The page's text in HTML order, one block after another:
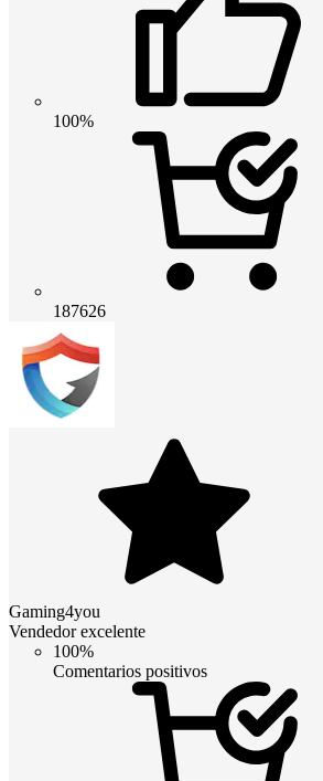
100%
187626
Gaming4you
Vendedor excelente
100%
Comentarios positivos